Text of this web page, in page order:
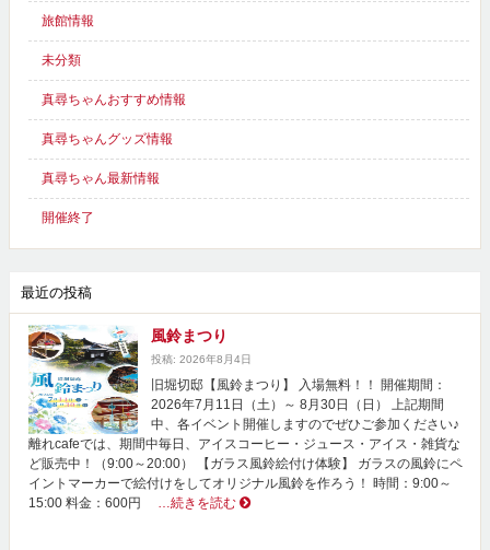
旅館情報
未分類
真尋ちゃんおすすめ情報
真尋ちゃんグッズ情報
真尋ちゃん最新情報
開催終了
最近の投稿
風鈴まつり
投稿: 2026年8月4日
旧堀切邸【風鈴まつり】 入場無料！！ 開催期間：
2026年7月11日（土）～ 8月30日（日） 上記期間
中、各イベント開催しますのでぜひご参加ください♪
離れcafeでは、期間中毎日、アイスコーヒー・ジュース・アイス・雑貨な
ど販売中！（9:00～20:00） 【ガラス風鈴絵付け体験】 ガラスの風鈴にペ
イントマーカーで絵付けをしてオリジナル風鈴を作ろう！ 時間：9:00～
15:00 料金：600円
…続きを読む